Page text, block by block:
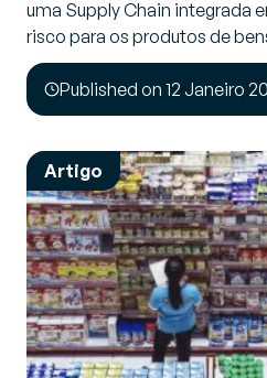
uma Supply Chain integrada
risco para os produtos de
Published on 12 Janeiro
Artigo